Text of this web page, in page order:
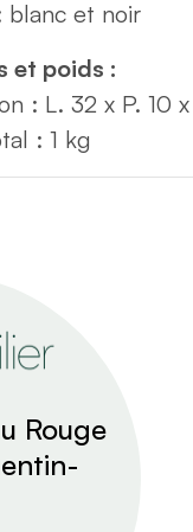
blanc et noir
et poids :
: L. 32 x P. 10
: 1 kg
Rouge